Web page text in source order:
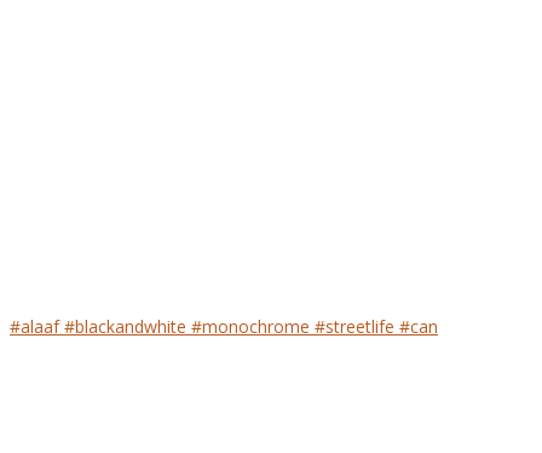
#alaaf #blackandwhite #monochrome #streetlife #can